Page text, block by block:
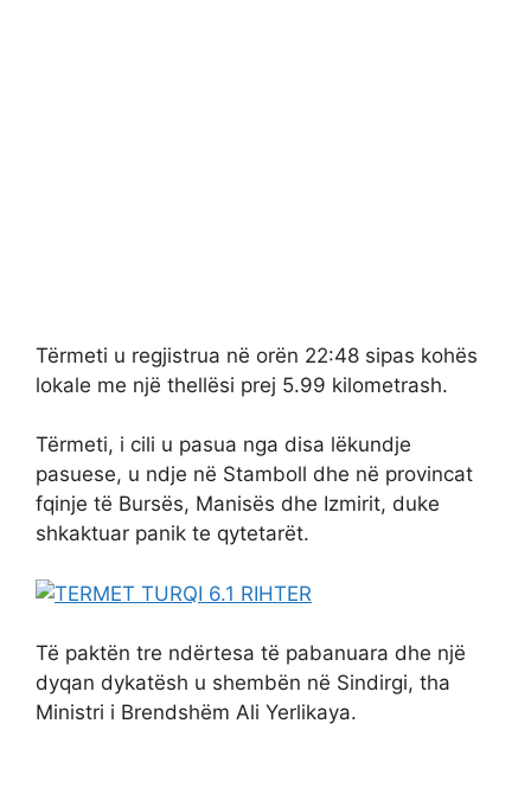
Tërmeti u regjistrua në orën 22:48 sipas kohës
lokale me një thellësi prej 5.99 kilometrash.
Tërmeti, i cili u pasua nga disa lëkundje
pasuese, u ndje në Stamboll dhe në provincat
fqinje të Bursës, Manisës dhe Izmirit, duke
shkaktuar panik te qytetarët.
Të paktën tre ndërtesa të pabanuara dhe një
dyqan dykatësh u shembën në Sindirgi, tha
Ministri i Brendshëm Ali Yerlikaya.